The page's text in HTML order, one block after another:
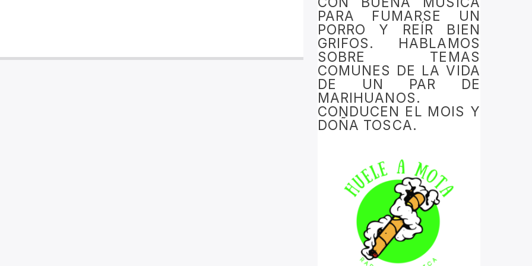
PARA FUMARSE UN
PORRO Y REÍR BIEN
GRIFOS. HABLAMOS
SOBRE TEMAS
COMUNES DE LA VIDA
DE UN PAR DE
MARIHUANOS.
CONDUCEN EL MOIS Y
DOÑA TOSCA.